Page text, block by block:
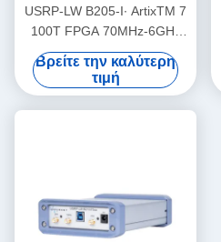
USRP-LW B205-I∙ ArtixTM 7
100T FPGA 70MHz-6GHz
Περιοχή συχνοτήτων 56MHz
εύρος ζώνης 1T1R USRP
Βρείτε την καλύτερη
τιμή